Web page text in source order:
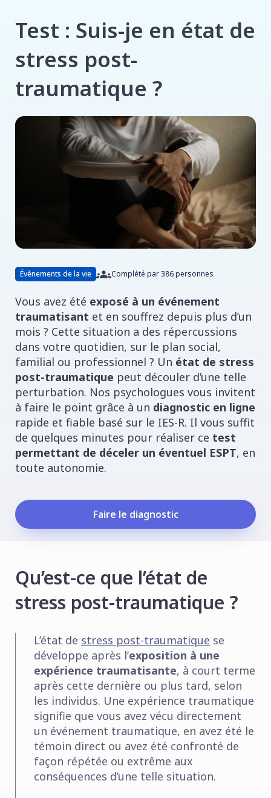
Test : Suis-je en état de
stress post-
traumatique ?
Évènements de la vie Complété par 386 personnes
Vous avez été exposé à un événement
traumatisant et en souffrez depuis plus d’un
mois ? Cette situation a des répercussions
dans votre quotidien, sur le plan social,
familial ou professionnel ? Un état de stress
post-traumatique peut découler d’une telle
perturbation. Nos psychologues vous invitent
à faire le point grâce à un diagnostic en ligne
rapide et fiable basé sur le IES-R. Il vous suffit
de quelques minutes pour réaliser ce test
permettant de déceler un éventuel ESPT, en
toute autonomie.
Faire le diagnostic
Qu’est-ce que l’état de
stress post-traumatique ?
L’état de stress post-traumatique se
développe après l’exposition à une
expérience traumatisante, à court terme
après cette dernière ou plus tard, selon
les individus. Une expérience traumatique
signifie que vous avez vécu directement
un événement traumatique, en avez été le
témoin direct ou avez été confronté de
façon répétée ou extrême aux
conséquences d’une telle situation.